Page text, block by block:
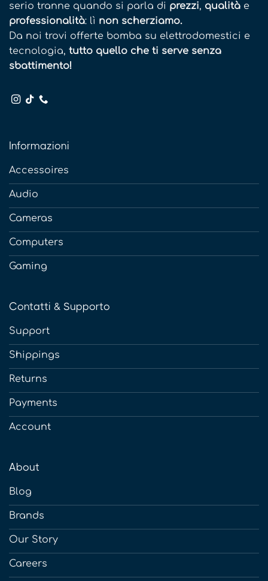
serio tranne quando si parla di prezzi, qualità e
professionalità: lì non scherziamo.
Da noi trovi offerte bomba su elettrodomestici e
tecnologia, tutto quello che ti serve senza
sbattimento!
Informazioni
Accessoires
Audio
Cameras
Computers
Gaming
Contatti & Supporto
Support
Shippings
Returns
Payments
Account
About
Blog
Brands
Our Story
Careers